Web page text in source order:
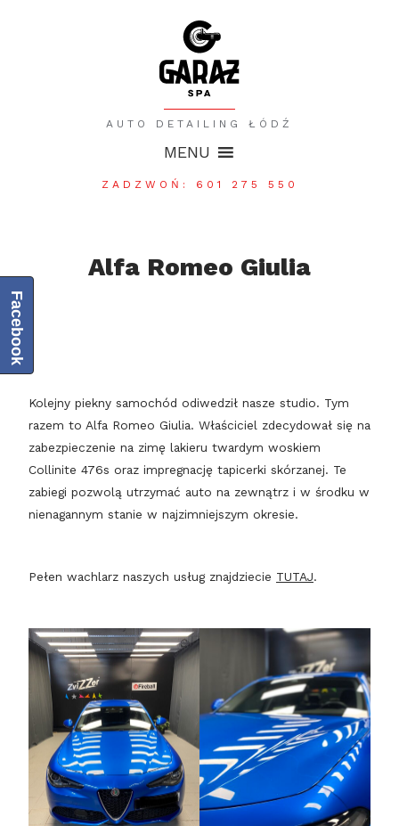
AUTO DETAILING ŁÓDŹ
MENU
ZADZWOŃ: 601 275 550
Alfa Romeo Giulia
Kolejny piekny samochód odiwedził nasze studio. Tym
razem to Alfa Romeo Giulia. Właściciel zdecydował się na
zabezpieczenie na zimę lakieru twardym woskiem
Collinite 476s oraz impregnację tapicerki skórzanej. Te
zabiegi pozwolą utrzymać auto na zewnątrz i w środku w
nienagannym stanie w najzimniejszym okresie.
Pełen wachlarz naszych usług znajdziecie TUTAJ.
Facebook